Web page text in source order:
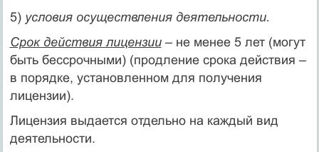
5) условия осуществления деятельности.
Срок действия лицензии– не менее 5 лет (могут
быть бессрочными) (продление срока действия –
в порядке, установленном для получения
лицензии).
Лицензия выдается отдельно на каждый вид
деятельности.